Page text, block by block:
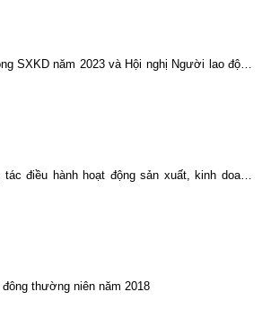
SXKD năm 2023 và Hội nghị Người lao động
điều hành hoạt động sản xuất, kinh doanh
thường niên năm 2018